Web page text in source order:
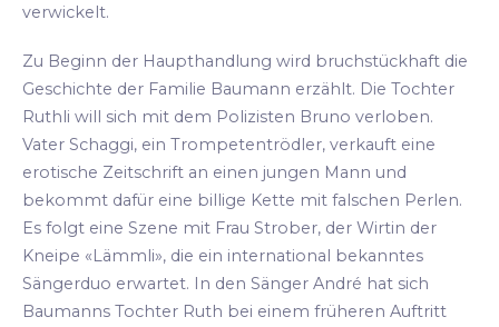
verwickelt.
Zu Beginn der Haupthandlung wird bruchstückhaft die
Geschichte der Familie Baumann erzählt. Die Tochter
Ruthli will sich mit dem Polizisten Bruno verloben.
Vater Schaggi, ein Trompetentrödler, verkauft eine
erotische Zeitschrift an einen jungen Mann und
bekommt dafür eine billige Kette mit falschen Perlen.
Es folgt eine Szene mit Frau Strober, der Wirtin der
Kneipe «Lämmli», die ein international bekanntes
Sängerduo erwartet. In den Sänger André hat sich
Baumanns Tochter Ruth bei einem früheren Auftritt